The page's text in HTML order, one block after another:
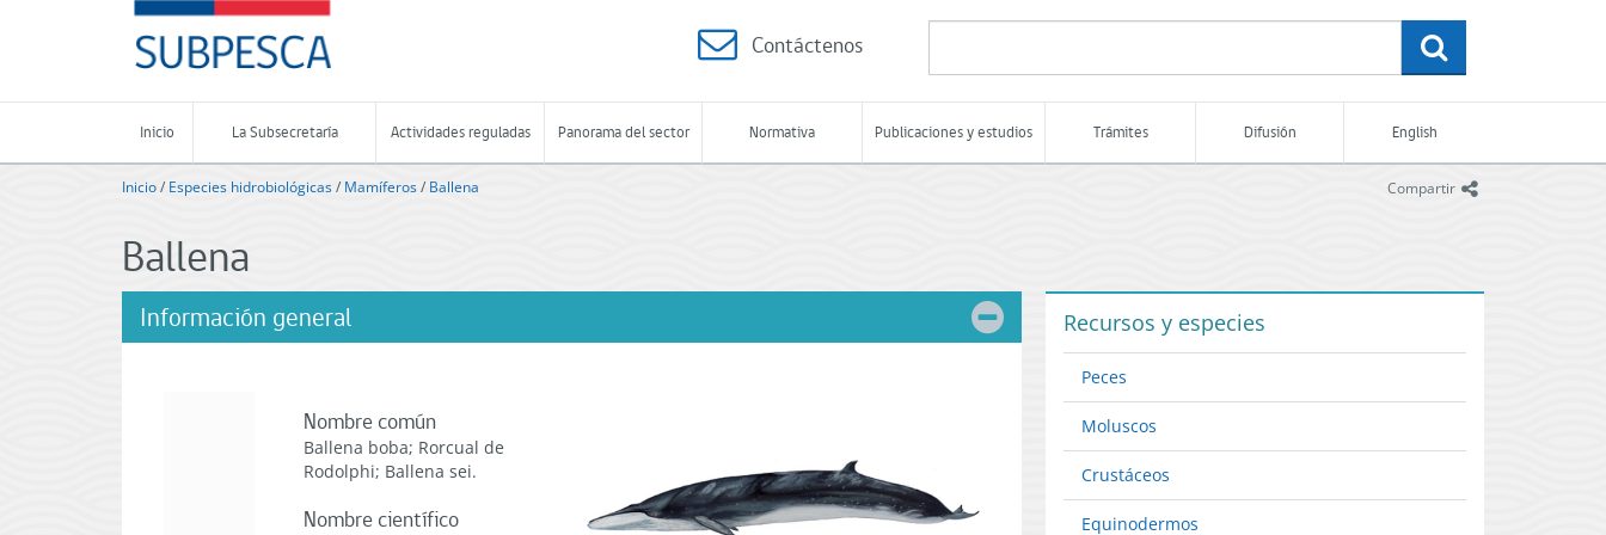
-
Subsecretaría
de
Pesca
Acuicultura
-
Chile
Contáctenos
Inicio La Subsecretaría Actividades reguladas Panorama del sector Normativa Publicaciones y estudios Trámites Difusión English
Inicio/ Especies hidrobiológicas/ Mamíferos/ Ballena Compartir icono
Ballena
Información general
Nombre común
Ballena boba; Rorcual de
Rodolphi; Ballena sei.
Nombre científico
Recursos y especies
Peces
Moluscos
Crustáceos
Equinodermos